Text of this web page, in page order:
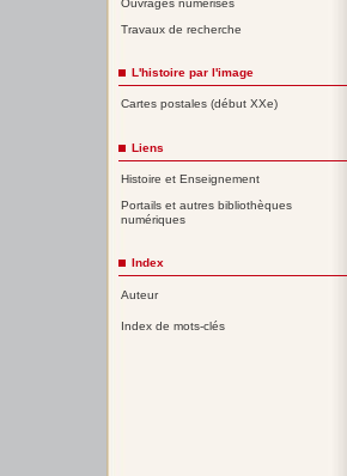
Ouvrages numérisés
Travaux de recherche
L'histoire par l'image
Cartes postales (début XXe)
Liens
Histoire et Enseignement
Portails et autres bibliothèques
numériques
Index
Auteur
Index de mots-clés